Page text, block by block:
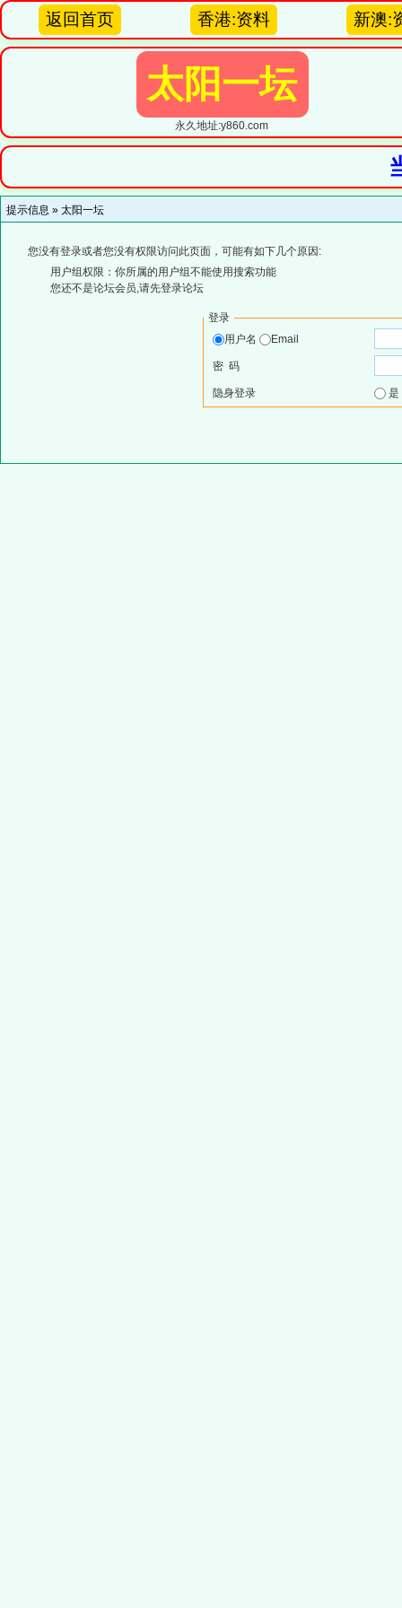
返回首页 香港:资料 新澳:
太阳一坛
永久地址:y860.com
提示信息 » 太阳一坛
您没有登录或者您没有权限访问此页面，可能有如下几个原因:
用户组权限：你所属的用户组不能使用搜索功能
您还不是论坛会员,请先登录论坛
登录
用户名
Email
密 码
隐身登录